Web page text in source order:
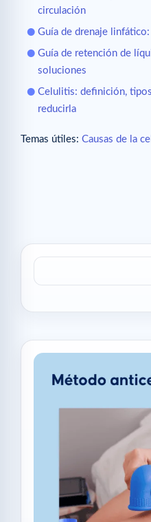
circulación
Guía de drenaje
Guía de retención de
soluciones
Celulitis: definición,
reducirla
Temas útiles: Causas de la